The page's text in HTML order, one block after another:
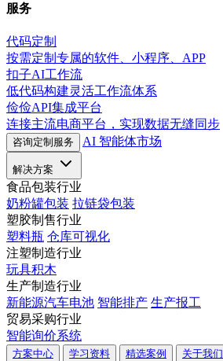
服务
代码定制
按需定制专属的软件、小程序、APP
扣子AI工作流
低代码构建灵活工作流体系
俭俭API集成平台
连接主流电商平台，实现数据无缝同步
咨询定制服务 AI 智能体市场
解决方案
食品包装行业
奶粉罐包装 拉链袋包装
塑胶制售行业
塑料瓶 仓库可视化
注塑制造行业
玩具积木
生产制造行业
新能源汽车电池 智能排产 生产报工
贸易采购行业
智能询价系统
方案中心 学习资料 精选案例 关于我们